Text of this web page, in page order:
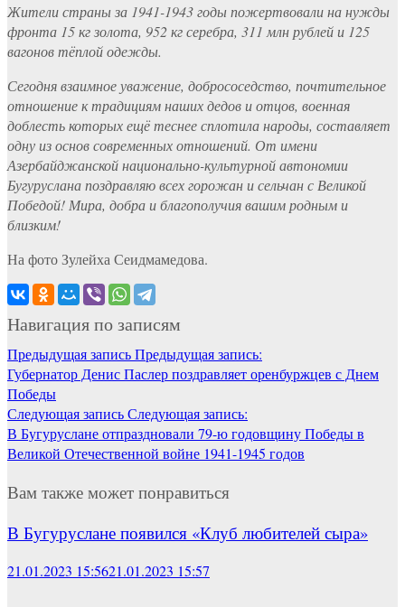
Жители страны за 1941-1943 годы пожертвовали на нужды
фронта 15 кг золота, 952 кг серебра, 311 млн рублей и 125
вагонов тёплой одежды.
Сегодня взаимное уважение, добрососедство, почтительное
отношение к традициям наших дедов и отцов, военная
доблесть которых ещё теснее сплотила народы, составляет
одну из основ современных отношений. От имени
Азербайджанской национально-культурной автономии
Бугуруслана поздравляю всех горожан и сельчан с Великой
Победой! Мира, добра и благополучия вашим родным и
близким!
На фото Зулейха Сеидмамедова.
Навигация по записям
Предыдущая записьПредыдущая запись:
Губернатор Денис Паслер поздравляет оренбуржцев с Днем
Победы
Следующая записьСледующая запись:
В Бугуруслане отпраздновали 79-ю годовщину Победы в
Великой Отечественной войне 1941-1945 годов
Вам также может понравиться
В Бугуруслане появился «Клуб любителей сыра»
21.01.2023 15:5621.01.2023 15:57